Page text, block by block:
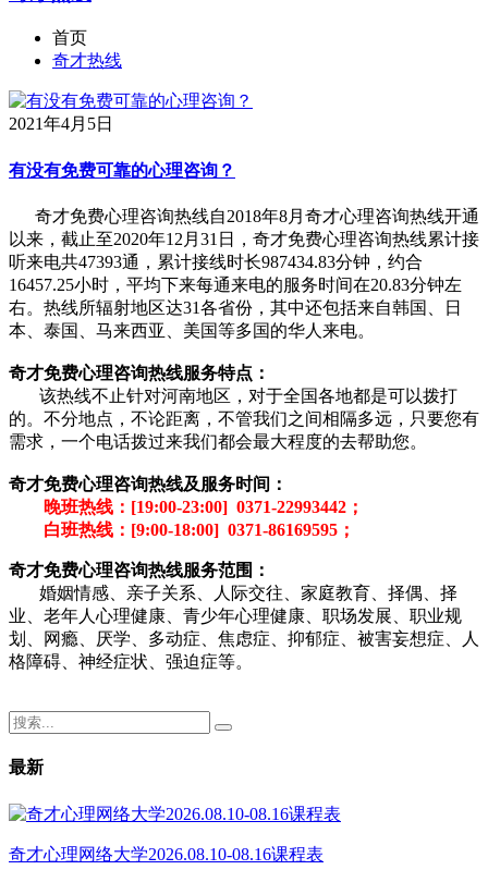
首页
奇才热线
2021年4月5日
有没有免费可靠的心理咨询？
奇才免费心理咨询热线自2018年8月奇才心理咨询热线开通
以来，截止至2020年12月31日，奇才免费心理咨询热线累计接
听来电共47393通，累计接线时长987434.83分钟，约合
16457.25小时，平均下来每通来电的服务时间在20.83分钟左
右。热线所辐射地区达31各省份，其中还包括来自韩国、日
本、泰国、马来西亚、美国等多国的华人来电。
奇才免费心理咨询热线服务特点：
该热线不止针对河南地区，对于全国各地都是可以拨打
的。不分地点，不论距离，不管我们之间相隔多远，只要您有
需求，一个电话拨过来我们都会最大程度的去帮助您。
奇才免费心理咨询热线及服务时间：
晚班热线：[19:00-23:00] 0371-22993442；
白班热线：[9:00-18:00] 0371-86169595；
奇才免费心理咨询热线服务范围：
婚姻情感、亲子关系、人际交往、家庭教育、择偶、择
业、老年人心理健康、青少年心理健康、职场发展、职业规
划、网瘾、厌学、多动症、焦虑症、抑郁症、被害妄想症、人
格障碍、神经症状、强迫症等。
最新
奇才心理网络大学2026.08.10-08.16课程表